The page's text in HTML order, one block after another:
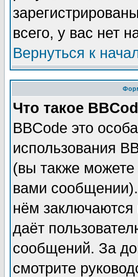
всего, у вас нет
Вернуться к
Что такое
BBCode это
использования
(вы также
вами
нём заключаются
даёт
сообщений. За
смотрите